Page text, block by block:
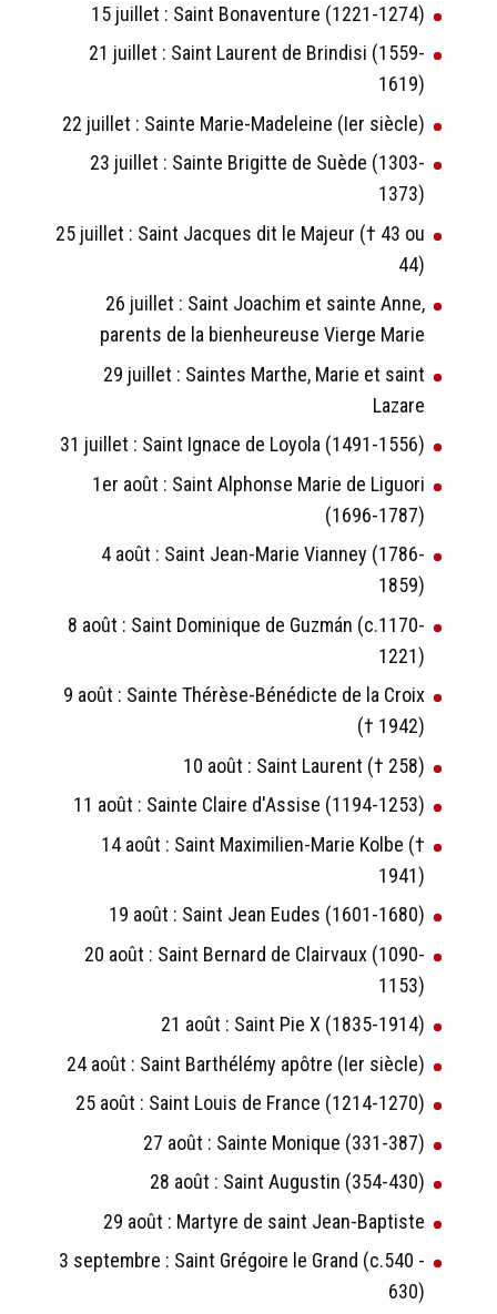
15 juillet : Saint Bonaventure (1221-1274)
21 juillet : Saint Laurent de Brindisi (1559-
1619)
22 juillet : Sainte Marie-Madeleine (Ier siècle)
23 juillet : Sainte Brigitte de Suède (1303-
1373)
25 juillet : Saint Jacques dit le Majeur († 43 ou
44)
26 juillet : Saint Joachim et sainte Anne,
parents de la bienheureuse Vierge Marie
29 juillet : Saintes Marthe, Marie et saint
Lazare
31 juillet : Saint Ignace de Loyola (1491-1556)
1er août : Saint Alphonse Marie de Liguori
(1696-1787)
4 août : Saint Jean-Marie Vianney (1786-
1859)
8 août : Saint Dominique de Guzmán (c.1170-
1221)
9 août : Sainte Thérèse-Bénédicte de la Croix
(† 1942)
10 août : Saint Laurent († 258)
11 août : Sainte Claire d'Assise (1194-1253)
14 août : Saint Maximilien-Marie Kolbe (†
1941)
19 août : Saint Jean Eudes (1601-1680)
20 août : Saint Bernard de Clairvaux (1090-
1153)
21 août : Saint Pie X (1835-1914)
24 août : Saint Barthélémy apôtre (Ier siècle)
25 août : Saint Louis de France (1214-1270)
27 août : Sainte Monique (331-387)
28 août : Saint Augustin (354-430)
29 août : Martyre de saint Jean-Baptiste
3 septembre : Saint Grégoire le Grand (c.540 -
630)